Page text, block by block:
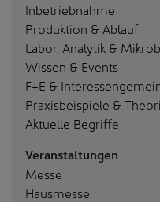
Inbetriebnahme
Produktion & Ablauf
Labor, Analytik &
Wissen & Events
F+E &
Praxisbeispiele &
Aktuelle Begriffe
Veranstaltungen
Messe
Hausmesse